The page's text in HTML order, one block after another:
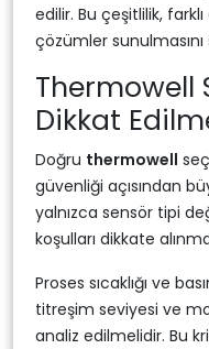
edilir. Bu çeşitlilik,
çözümler sunulmasını
Thermowell
Dikkat
Doğru thermowell
güvenliği açısından
yalnızca sensör tipi
koşulları dikkate
Proses sıcaklığı ve
titreşim seviyesi ve
analiz edilmelidir. Bu